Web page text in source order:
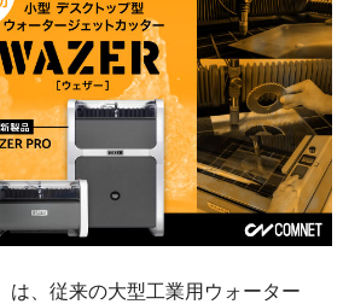
は、従来の大型工業用ウォーター